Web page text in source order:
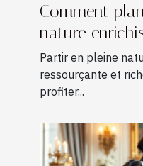
Comment
nature
?
Partir en pleine
ressourçante et
profiter...